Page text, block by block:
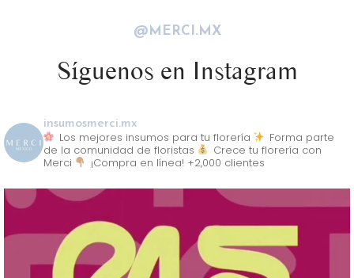
@MERCI.MX
Síguenos en Instagram
insumosmerci.mx
Los mejores insumos para tu florería
Forma parte
de la comunidad de floristas
Crece tu florería con
Merci
¡Compra en línea! +2,000 clientes